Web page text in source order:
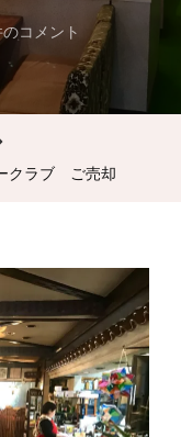
コメント
クラブ ご売却